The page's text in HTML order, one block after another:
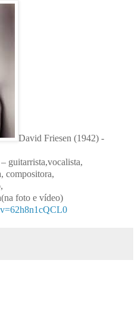
David Friesen (1942) -
guitarrista,vocalista,
compositora,
foto e vídeo)